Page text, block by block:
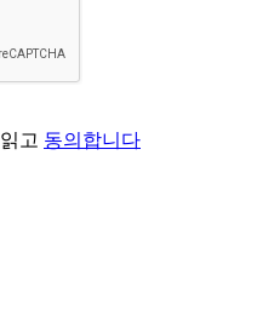
읽고 동의합니다